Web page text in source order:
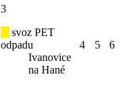
3
svoz PET
odpadu
Ivanovice
na Hané
4 5 6